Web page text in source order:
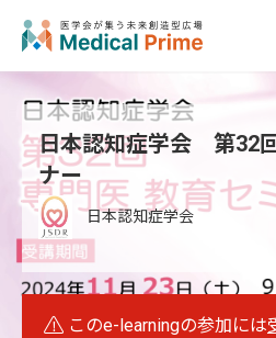
日本認知症学会 第32
ナー
日本認知症学会
このe-learningの参加には